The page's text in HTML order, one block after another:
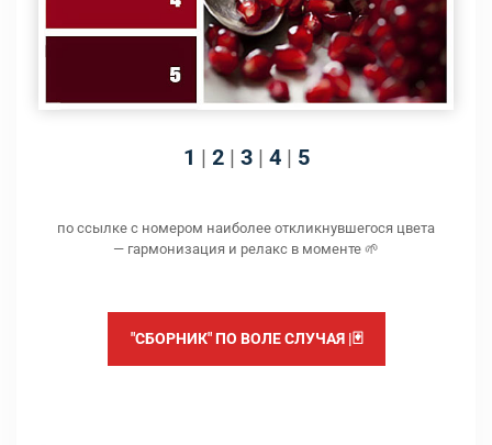
1 | 2 | 3 | 4 | 5
по ссылке с номером наиболее откликнувшегося цвета
— гармонизация и релакс в моменте 🌱
"СБОРНИК" ПО ВОЛЕ СЛУЧАЯ |🃏